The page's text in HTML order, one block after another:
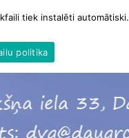
tiek instalēti
politika